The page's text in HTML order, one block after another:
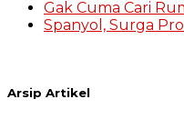
Gak Cuma Cari
Spanyol, Surga
Arsip Artikel